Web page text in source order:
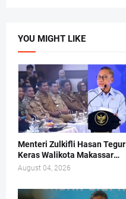
YOU MIGHT LIKE
Menteri Zulkifli Hasan Tegur
Keras Walikota Makassar
Soal Sampah
August 04, 2026